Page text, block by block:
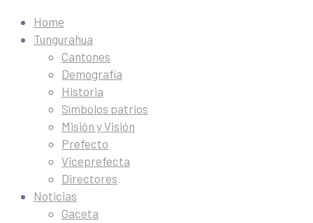
Home
Tungurahua
Cantones
Demografía
Historia
Símbolos patrios
Misión y Visión
Prefecto
Viceprefecta
Directores
Noticias
Gaceta